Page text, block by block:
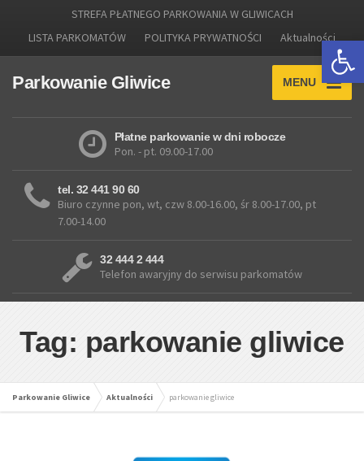
STREFA PŁATNEGO PARKOWANIA W GLIWICACH
LISTA PARKOMATÓW
POLITYKA PRYWATNOŚCI Aktualności
Parkowanie Gliwice MENU
Płatne parkowanie w dni robocze
Pon. - pt. 09.00-17.00
tel. 32 441 90 60
Biuro czynne pon, wt, czw 8.00-16.00, śr 8.00-17.00, pt
7.00-14.00
32 444 2 444
Telefon awaryjny do serwisu parkomatów
Tag: parkowanie gliwice
Parkowanie Gliwice Aktualności parkowanie gliwice